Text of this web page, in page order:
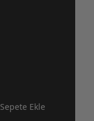
Sepete Ekle